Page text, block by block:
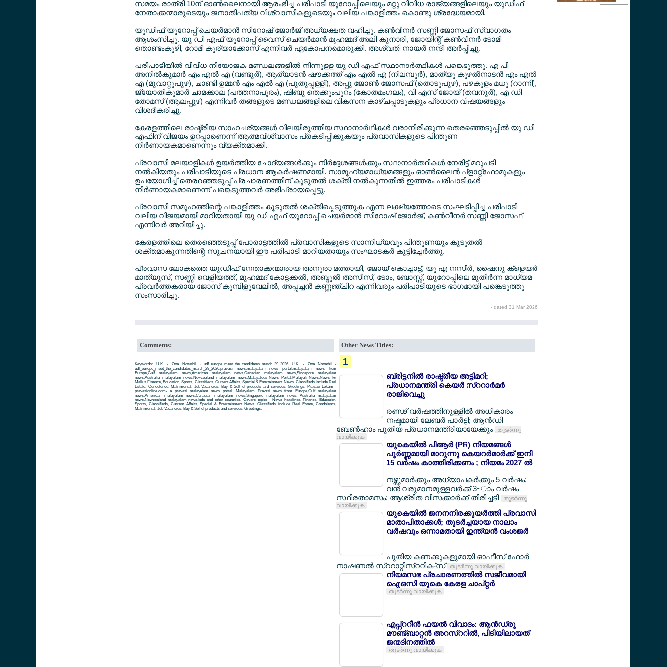
സമയം രാത്രി 10ന് ഓണ്‍ലൈനായി ആരംഭിച്ച പരിപാടി യൂറോപ്പിലെയും മറ്റു വിവിധ രാജ്യങ്ങളിലെയും യുഡിഫ്
നേതാക്കന്മാരുടെയും ജനാതിപത്യ വിശ്വാസികളുടെയും വലിയ പങ്കാളിത്തം കൊണ്ടു ശ്രദ്ധേയമായി.
യുഡിഫ് യൂറോപ്പ് ചെയര്‍മാന്‍ സിറോഷ് ജോര്‍ജ് അധ്യക്ഷത വഹിച്ചു. കണ്‍വീനര്‍ സണ്ണി ജോസഫ് സ്വാഗതം
ആശംസിച്ചു. യു ഡി എഫ് യൂറോപ്പ് വൈസ് ചെയര്‍മാന്‍ മുഹമ്മദ് അലി കൂനാരി, ജോയിന്റ് കണ്‍വീനര്‍ ടോമി
തൊണ്ടംകുഴി, റോമി കുര്യാക്കോസ് എന്നിവര്‍ ഏകോപനമൊരുക്കി. അശ്വതി നായര്‍ നന്ദി അര്‍പ്പിച്ചു.
പരിപാടിയില്‍ വിവിധ നിയോജക മണ്ഡലങ്ങളില്‍ നിന്നുള്ള യു ഡി എഫ് സ്ഥാനാര്‍ത്ഥികള്‍ പങ്കെടുത്തു. എ പി
അനില്‍കുമാര്‍ എം എല്‍ എ (വണ്ടൂര്‍), ആര്യാടന്‍ ഷൗക്കത്ത് എം എല്‍ എ (നിലമ്പൂര്‍), മാത്യു കുഴല്‍നാടന്‍ എം എല്‍
എ (മൂവാറ്റുപുഴ), ചാണ്ടി ഉമ്മന്‍ എം എല്‍ എ (പുതുപ്പള്ളി), അപ്പു ജോണ്‍ ജോസഫ് (തൊടുപുഴ), പഴകുളം മധു (റാന്നി),
ജ്യോതികുമാര്‍ ചാമക്കാല (പത്തനാപുരം), ഷിബു തെക്കുംപുറം (കോതമംഗലം), വി എസ് ജോയ് (തവനൂര്‍), എ ഡി
തോമസ് (ആലപ്പുഴ) എന്നിവര്‍ തങ്ങളുടെ മണ്ഡലങ്ങളിലെ വികസന കാഴ്ചപ്പാടുകളും പ്രധാന വിഷയങ്ങളും
വിശദീകരിച്ചു.
കേരളത്തിലെ രാഷ്ട്രീയ സാഹചര്യങ്ങള്‍ വിലയിരുത്തിയ സ്ഥാനാര്‍ഥികള്‍ വരാനിരിക്കുന്ന തെരഞ്ഞെടുപ്പില്‍ യു ഡി
എഫിന് വിജയം ഉറപ്പാണെന്ന് ആത്മവിശ്വാസം പ്രകടിപ്പിക്കുകയും പ്രവാസികളുടെ പിന്തുണ
നിര്‍ണായകമാണെന്നും വ്യക്തമാക്കി.
പ്രവാസി മലയാളികള്‍ ഉയര്‍ത്തിയ ചോദ്യങ്ങള്‍ക്കും നിര്‍ദ്ദേശങ്ങള്‍ക്കും സ്ഥാനാര്‍ത്ഥികള്‍ നേരിട്ട് മറുപടി
നല്‍കിയതും പരിപാടിയുടെ പ്രധാന ആകര്‍ഷണമായി. സാമൂഹ്യമാധ്യമങ്ങളും ഓണ്‍ലൈന്‍ പ്ളാറ്റ്ഫോമുകളും
ഉപയോഗിച്ച് തെരഞ്ഞെടുപ്പ് പ്രചാരണത്തിന് കൂടുതല്‍ ശക്തി നല്‍കുന്നതില്‍ ഇത്തരം പരിപാടികള്‍
നിര്‍ണായകമാണെന്ന് പങ്കെടുത്തവര്‍ അഭിപ്രായപ്പെട്ടു.
പ്രവാസി സമൂഹത്തിന്റെ പങ്കാളിത്തം കൂടുതല്‍ ശക്തിപ്പെടുത്തുക എന്ന ലക്ഷ്യത്തോടെ സംഘടിപ്പിച്ച പരിപാടി
വലിയ വിജയമായി മാറിയതായി യു ഡി എഫ് യൂറോപ്പ് ചെയര്‍മാന്‍ സിറോഷ് ജോര്‍ജ്, കണ്‍വീനര്‍ സണ്ണി ജോസഫ്
എന്നിവര്‍ അറിയിച്ചു.
കേരളത്തിലെ തെരഞ്ഞെടുപ്പ് പോരാട്ടത്തില്‍ പ്രവാസികളുടെ സാന്നിധ്യവും പിന്തുണയും കൂടുതല്‍
ശക്തമാകുന്നതിന്റെ സൂചനയായി ഈ പരിപാടി മാറിയതായും സംഘാടകര്‍ കൂട്ടിച്ചേര്‍ത്തു.
പ്രവാസ ലോകത്തെ യുഡിഫ് നേതാക്കന്മാരായ അനുരാ മത്തായി, ജോയ് കൊച്ചാട്ട്, യു എ നസീര്‍, ഷൈനു ക്ളെയര്‍
മാത്യൂസ്, സണ്ണി വെളിയത്ത്, മുഹമ്മദ് കോട്ടക്കല്‍, അബ്ദുല്‍ അസീസ്, ടോം, ബോസ്സ്, യൂറോപ്പിലെ മുതിര്‍ന്ന മാധ്യമ
പ്രവര്‍ത്തകരായ ജോസ് കുമ്പിളുവേലില്‍, അപ്പച്ചന്‍ കണ്ണഞ്ചിറ എന്നിവരും പരിപാടിയുടെ ഭാഗമായി പങ്കെടുത്തു
സംസാരിച്ചു.
- dated 31 Mar 2026
Comments:
Keywords: U.K. - Otta Nottathil - udf_europe_meet_the_candidates_march_29_2026 U.K. - Otta Nottathil -
udf_europe_meet_the_candidates_march_29_2026,pravasi news,malayalam news portal,malayalam news from
Europe,Gulf malayalam news,American malayalam news,Canadian malayalam news,Singapore malayalam
news,Australia malayalam news,Newzealand malayalam news,Malayalees News Portal,Malayali News,News for
Mallus,Finance, Education, Sports, Classifieds, Current Affairs, Special & Entertainment News. Classifieds include Real
Estate, Condolence, Matrimonial, Job Vacancies, Buy & Sell of products and services, Greetings. Pravasi Lokam -
pravasionline.com- a pravasi malayalam news portal. Malayalam Pravasi news from Europe,Gulf malayalam
news,American malayalam news,Canadian malayalam news,Singapore malayalam news, Australia malayalam
news,Newzealand malayalam news,Inda and other countries. Covers topics - News headlines, Finance, Education,
Sports, Classifieds, Current Affairs, Special & Entertainment News. Classifieds include Real Estate, Condolence,
Matrimonial, Job Vacancies, Buy & Sell of products and services, Greetings.
Other News Titles:
1
ബ്രിട്ടനില്‍ രാഷ്ട്രീയ അട്ടിമറി;
പ്രധാനമന്ത്രി കെയര്‍ സ്ററാര്‍മര്‍
രാജിവെച്ചു
രണ്ഢ് വര്‍ഷത്തിനുള്ളില്‍ അധികാരം
നഷ്ടമായി ലേബര്‍ പാര്‍ട്ടി; ആന്‍ഡി
ബേണ്‍ഹാം പുതിയ പ്രധാനമന്ത്രിയായേക്കും
തുടര്‍ന്നു
വായിക്കുക
യുകെയില്‍ പിആര്‍ (PR) നിയമങ്ങള്‍
പൂര്‍ണ്ണമായി മാറുന്നു കെയറര്‍മാര്‍ക്ക് ഇനി
15 വര്‍ഷം കാത്തിരിക്കണം ; നിയമം 2027 ല്‍
നഴ്സുമാര്‍ക്കും അധ്യാപകര്‍ക്കും 5 വര്‍ഷം;
വന്‍ വരുമാനമുള്ളവര്‍ക്ക് 3~ാം വര്‍ഷം
സ്ഥിരതാമസം; ആശ്രിത വിസക്കാര്‍ക്ക് തിരിച്ചടി
തുടര്‍ന്നു
വായിക്കുക
യുകെയില്‍ ജനനനിരക്കുയര്‍ത്തി പ്രവാസി
മാതാപിതാക്കള്‍; തുടര്‍ച്ചയായ നാലാം
വര്‍ഷവും ഒന്നാമതായി ഇന്ത്യന്‍ വംശജര്‍
പുതിയ കണക്കുകളുമായി ഓഫീസ് ഫോര്‍
നാഷണല്‍ സ്ററാറ്റിസ്ററിക-്സ് തുടര്‍ന്നു വായിക്കുക
നിയമസഭ പ്രചാരണത്തില്‍ സജീവമായി
ഐഒസി യുകെ കേരള ചാപ്റ്റര്‍
തുടര്‍ന്നു വായിക്കുക
എപ്സ്ററീന്‍ ഫയല്‍ വിവാദം: ആന്‍ഡ്രൂ
മൗണ്ട്ബാറ്റന്‍ അറസ്ററില്‍, പിടിയിലായത്
ജന്മദിനത്തില്‍
തുടര്‍ന്നു വായിക്കുക